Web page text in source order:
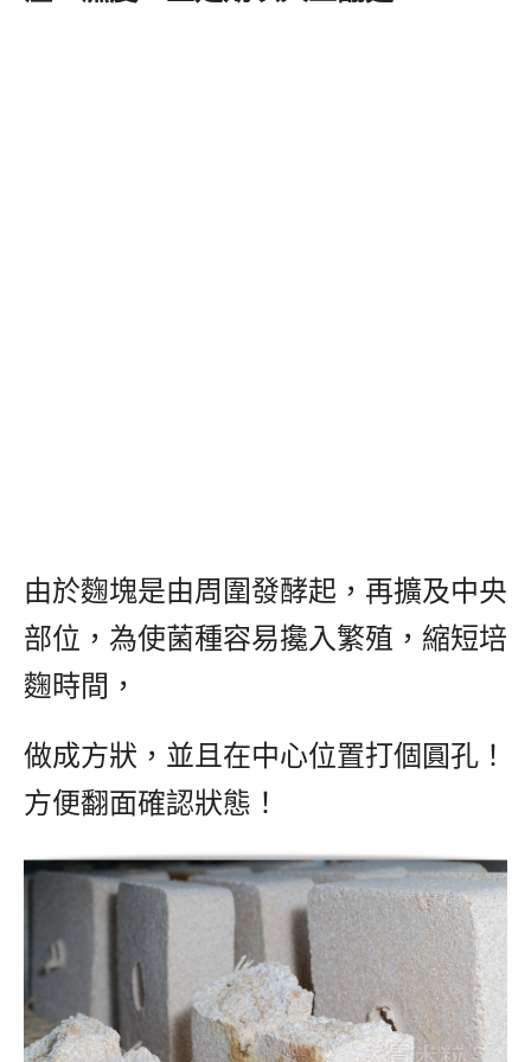
由於麴塊是由周圍發酵起，再擴及中央
部位，為使菌種容易攙入繁殖，縮短培
麴時間，
做成方狀，並且在中心位置打個圓孔！
方便翻面確認狀態！